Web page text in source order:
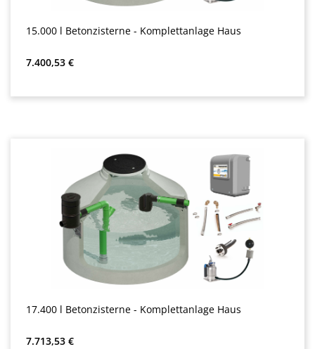
15.000 l Betonzisterne - Komplettanlage Haus
Precio normal:
7.400,53 €
17.400 l Betonzisterne - Komplettanlage Haus
Precio normal:
7.713,53 €